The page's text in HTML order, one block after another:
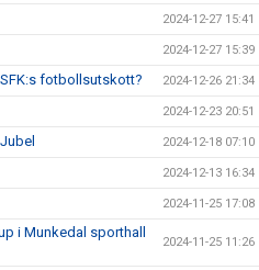
2024-12-27 15:41
2024-12-27 15:39
fotbollsutskott? 2024-12-26 21:34
2024-12-23 20:51
2024-12-18 07:10
2024-12-13 16:34
2024-11-25 17:08
i Munkedal sporthall
2024-11-25 11:26